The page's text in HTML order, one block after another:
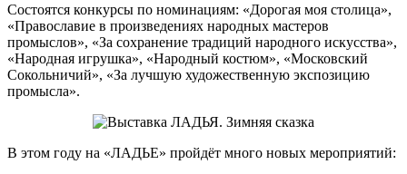
Состоятся конкурсы по номинациям: «Дорогая моя столица»,
«Православие в произведениях народных мастеров
промыслов», «За сохранение традиций народного искусства»,
«Народная игрушка», «Народный костюм», «Московский
Сокольничий», «За лучшую художественную экспозицию
промысла».
В этом году на «ЛАДЬЕ» пройдёт много новых мероприятий: